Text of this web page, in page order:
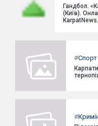
Гандбол.
(Київ).
#Спорт
#